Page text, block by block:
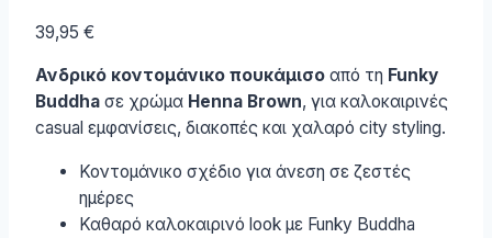
39,95 €
Ανδρικό κοντομάνικο πουκάμισο από τη Funky
Buddha σε χρώμα Henna Brown, για καλοκαιρινές
casual εμφανίσεις, διακοπές και χαλαρό city styling.
Κοντομάνικο σχέδιο για άνεση σε ζεστές
ημέρες
Καθαρό καλοκαιρινό look με Funky Buddha